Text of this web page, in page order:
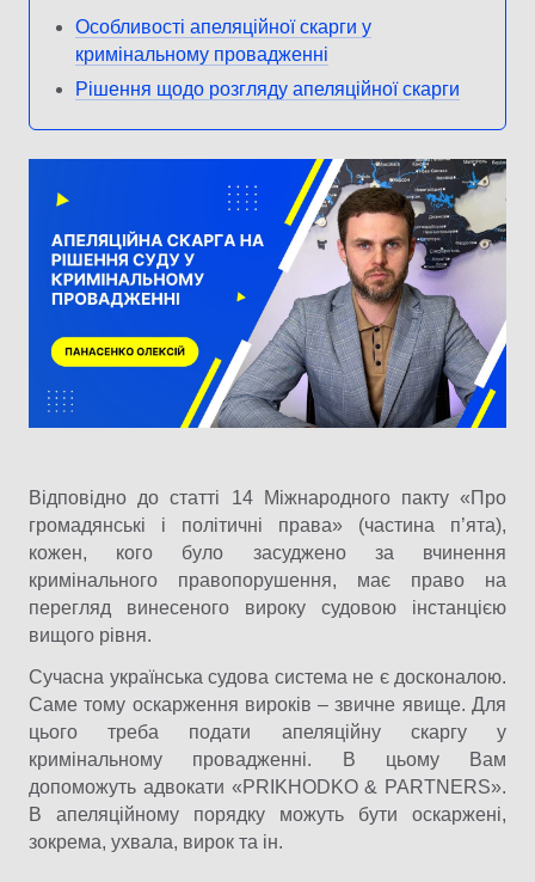
Особливості апеляційної скарги у
кримінальному провадженні
Рішення щодо розгляду апеляційної скарги
Відповідно до статті 14 Міжнародного пакту «Про
громадянські і політичні права» (частина п’ята),
кожен, кого було засуджено за вчинення
кримінального правопорушення, має право на
перегляд винесеного вироку судовою інстанцією
вищого рівня.
Сучасна українська судова система не є досконалою.
Саме тому оскарження вироків – звичне явище. Для
цього треба подати апеляційну скаргу у
кримінальному провадженні. В цьому Вам
допоможуть адвокати «PRIKHODKO & PARTNERS».
В апеляційному порядку можуть бути оскаржені,
зокрема, ухвала, вирок та ін.